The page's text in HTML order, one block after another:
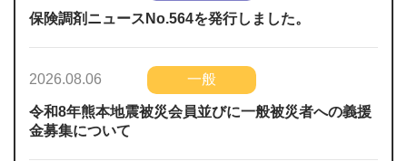
保険調剤ニュースNo.564を発行しました。
2026.08.06 一般
令和8年熊本地震被災会員並びに一般被災者への義援
金募集について